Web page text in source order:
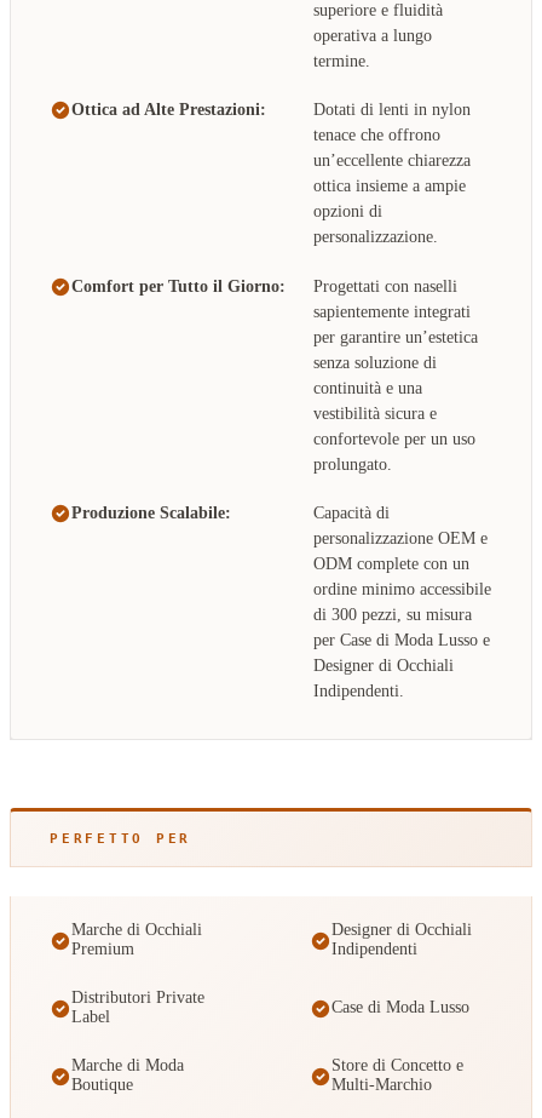
superiore e fluidità
operativa a lungo
termine.
Ottica ad Alte Prestazioni:
Dotati di lenti in nylon
tenace che offrono
un’eccellente chiarezza
ottica insieme a ampie
opzioni di
personalizzazione.
Comfort per Tutto il Giorno:
Progettati con naselli
sapientemente integrati
per garantire un’estetica
senza soluzione di
continuità e una
vestibilità sicura e
confortevole per un uso
prolungato.
Produzione Scalabile:
Capacità di
personalizzazione OEM e
ODM complete con un
ordine minimo accessibile
di 300 pezzi, su misura
per Case di Moda Lusso e
Designer di Occhiali
Indipendenti.
PERFETTO PER
Marche di Occhiali
Premium
Designer di Occhiali
Indipendenti
Distributori Private
Label
Case di Moda Lusso
Marche di Moda
Boutique
Store di Concetto e
Multi-Marchio